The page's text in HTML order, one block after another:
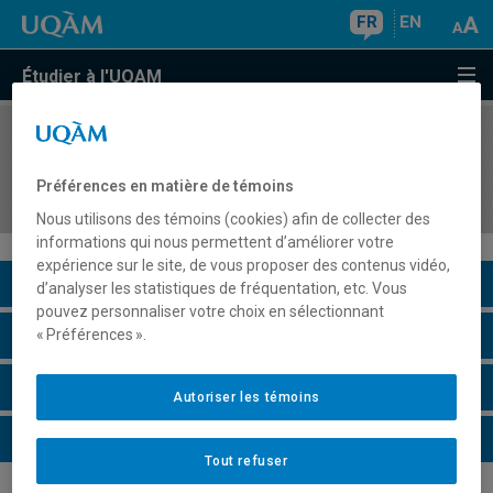
FR EN
Étudier à l'UQAM
COURS//
d'expériences interactives
Description du cours
Horaire - Été 2026
Horaire - Automne 2026
Horaire - Hiver 2027
Préférences en matière de témoins
Nous utilisons des témoins (cookies) afin de collecter des
informations qui nous permettent d’améliorer votre
expérience sur le site, de vous proposer des contenus vidéo,
d’analyser les statistiques de fréquentation, etc. Vous
pouvez personnaliser votre choix en sélectionnant
« Préférences ».
Tout refuser
Autoriser les témoins